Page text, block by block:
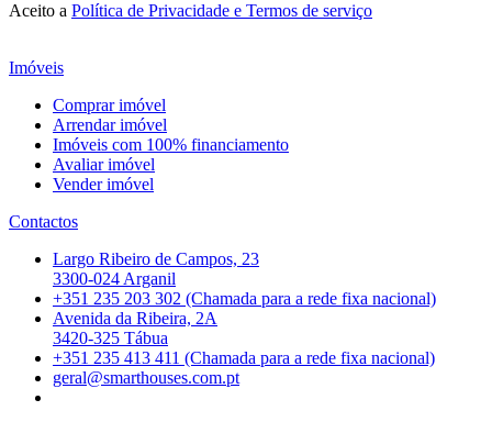
Aceito a Política de Privacidade e Termos de serviço
Imóveis
Comprar imóvel
Arrendar imóvel
Imóveis com 100% financiamento
Avaliar imóvel
Vender imóvel
Contactos
Largo Ribeiro de Campos, 23
3300-024 Arganil
+351 235 203 302 (Chamada para a rede fixa nacional)
Avenida da Ribeira, 2A
3420-325 Tábua
+351 235 413 411 (Chamada para a rede fixa nacional)
geral@smarthouses.com.pt